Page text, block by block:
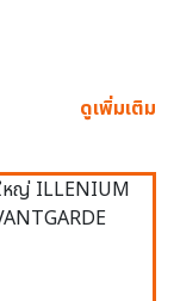
ดูเพิ่มเติม